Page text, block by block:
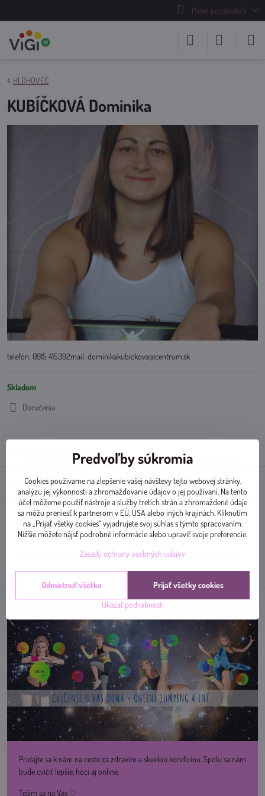
Panel používateľa
HLOHOVEC
KUBÍČKOVÁ Dominika
telefón: 0915 415392mail: dominikakubickova@centrum.sk
Skladom
Doručenia
Doplnkové informácie
Diskusia 0
FacebookTwitter BlueskyPinterestReddit LinkedInWhatsApp
E-
mail
Predchádzajúci produkt Nasledujúci produkt
Pridajte sa k nám na ceste za zdravím a skvelou kondíciou. Spolu sa nám
bude cvičiť lepšie, hoci aj online.
Teším sa na Vás ♡
Predvoľby súkromia
Cookies používame na zlepšenie vašej návštevy tejto webovej stránky,
analýzu jej výkonnosti a zhromažďovanie údajov o jej používaní. Na tento
účel môžeme použiť nástroje a služby tretích strán a zhromaždené údaje
sa môžu preniesť k partnerom v EÚ, USA alebo iných krajinách. Kliknutím
na „Prijať všetky cookies“ vyjadrujete svoj súhlas s týmto spracovaním.
Nižšie môžete nájsť podrobné informácie alebo upraviť svoje preferencie.
Zásady ochrany osobných údajov
Ukázať podrobnosti
Prijať všetky cookies
Odmietnuť všetko